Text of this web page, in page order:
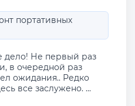
портативных
дело! Не первый раз
в очередной раз
ожидания.. Редко
все заслужено. ...